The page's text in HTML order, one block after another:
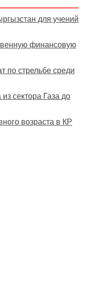
для учений
финансовую
по стрельбе среди
сектора Газа до
возраста в КР